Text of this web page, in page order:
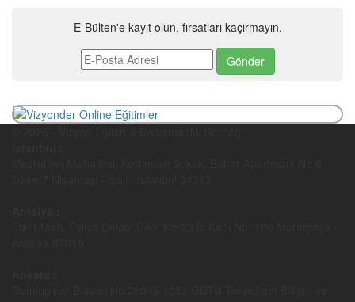
E-Bülten'e kayıt olun, fırsatları kaçırmayın.